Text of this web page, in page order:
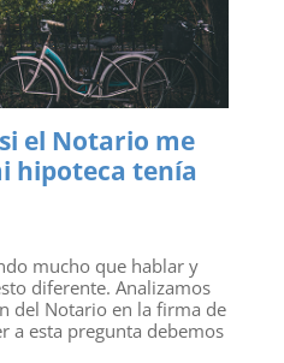
el Notario me
hipoteca tenía
mucho que hablar y
diferente. Analizamos
del Notario en la firma de
a esta pregunta debemos